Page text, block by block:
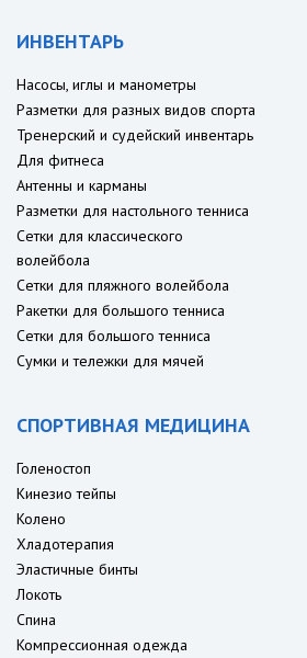
ИНВЕНТАРЬ
Насосы, иглы и манометры
Разметки для разных видов спорта
Тренерский и судейский инвентарь
Для фитнеса
Антенны и карманы
Разметки для настольного тенниса
Сетки для классического
волейбола
Сетки для пляжного волейбола
Ракетки для большого тенниса
Сетки для большого тенниса
Сумки и тележки для мячей
СПОРТИВНАЯ МЕДИЦИНА
Голеностоп
Кинезио тейпы
Колено
Хладотерапия
Эластичные бинты
Локоть
Спина
Компрессионная одежда